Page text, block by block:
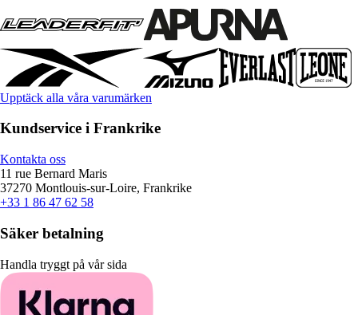
Upptäck alla våra varumärken
Kundservice i Frankrike
Kontakta oss
11 rue Bernard Maris
37270 Montlouis-sur-Loire, Frankrike
+33 1 86 47 62 58
Säker betalning
Handla tryggt på vår sida